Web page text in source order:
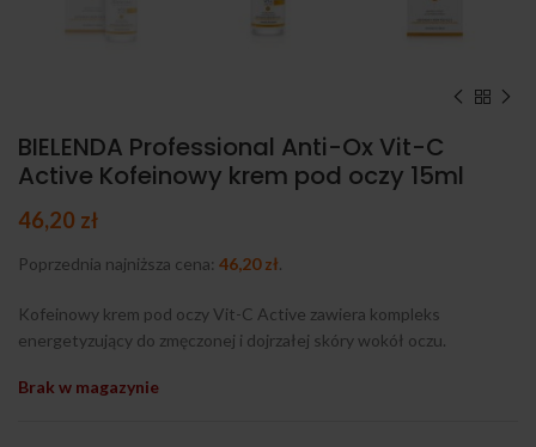
BIELENDA Professional Anti-Ox Vit-C
Active Kofeinowy krem pod oczy 15ml
46,20 zł
Poprzednia najniższa cena: 46,20zł.
Kofeinowy krem pod oczy Vit-C Active zawiera kompleks
energetyzujący do zmęczonej i dojrzałej skóry wokół oczu.
Brak w magazynie